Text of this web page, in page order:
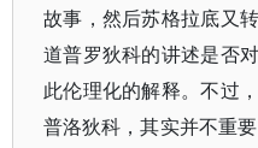
故事，然后苏格拉底又
道普罗狄科的讲述是否
此伦理化的解释。不过
普洛狄科，其实并不重